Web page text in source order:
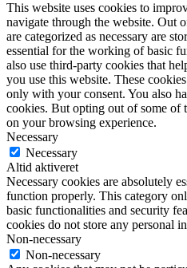
This website uses cookies to
navigate through the website. Out
are categorized as necessary are
essential for the working of basic
also use third-party cookies that
you use this website. These
only with your consent. You also
cookies. But opting out of some of
on your browsing experience.
Necessary
Necessary
Altid aktiveret
Necessary cookies are absolutely
function properly. This category
basic functionalities and security
cookies do not store any personal
Non-necessary
Non-necessary